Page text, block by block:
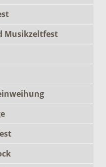
Musikzeltfest